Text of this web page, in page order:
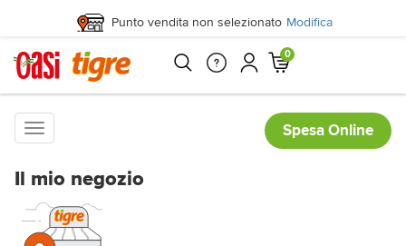
Punto vendita non selezionato Modifica
0
Toggle
navigation
Spesa Online
Il mio negozio